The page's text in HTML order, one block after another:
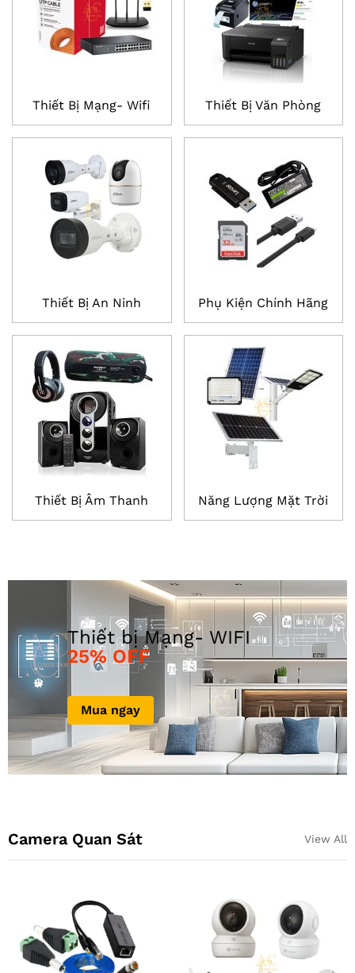
Thiết Bị Mạng- Wifi
Thiết Bị An Ninh
Thiết Bị Âm Thanh
Thiết Bị Văn Phòng
Phụ Kiện Chính Hãng
Năng Lượng Mặt Trời
25% OFF
Mua ngay
Camera Quan Sát View All